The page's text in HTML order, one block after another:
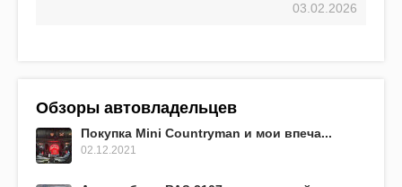
03.02.2026
Обзоры автовладельцев
Покупка Mini Countryman и мои впеча...
02.12.2021